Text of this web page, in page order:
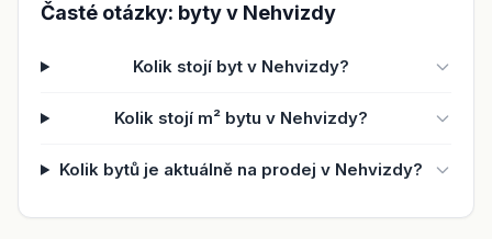
Časté otázky: byty v Nehvizdy
Kolik stojí byt v Nehvizdy?
Kolik stojí m² bytu v Nehvizdy?
Kolik bytů je aktuálně na prodej v Nehvizdy?